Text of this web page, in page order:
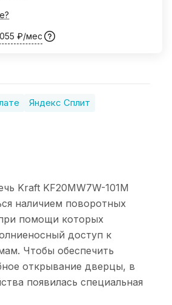
₽/мес
Яндекс Сплит
Kraft KF20MW7W-101M
наличием поворотных
помощи которых
доступ к
Чтобы обеспечить
открывание дверцы, в
появилась специальная